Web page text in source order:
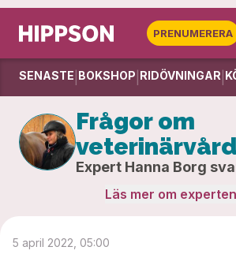
PRENUMERERA
SENASTE BOKSHOP RIDÖVNINGAR
Frågor om
veterinärvård
Expert Hanna Borg
Läs mer om experten
5 april 2022, 05:00